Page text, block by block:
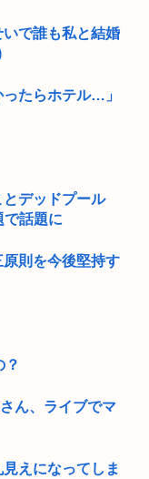
いで誰も私と結婚
たらホテル…」
デッドプール
で話題に
則を今後堅持す
？
ん、ライブでマ
えになってしま